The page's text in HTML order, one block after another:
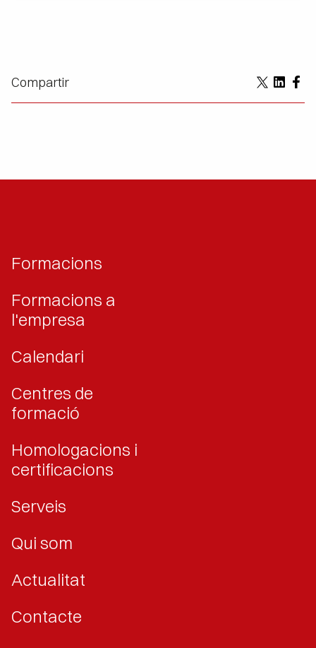
Compartir
Formacions
Formacions a
l'empresa
Calendari
Centres de
formació
Homologacions i
certificacions
Serveis
Qui som
Actualitat
Contacte